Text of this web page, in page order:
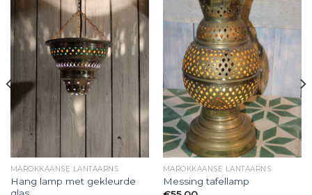
MAROKKAANSE LANTAARNS
Hang lamp met gekleurde
glas
MAROKKAANSE LANTAARNS
Messing tafellamp